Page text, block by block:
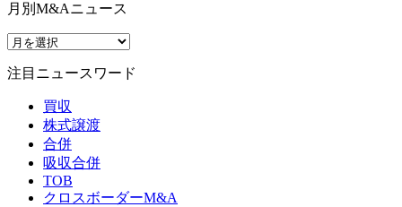
月別M&Aニュース
注目ニュースワード
買収
株式譲渡
合併
吸収合併
TOB
クロスボーダーM&A